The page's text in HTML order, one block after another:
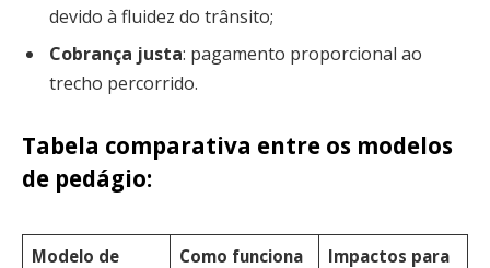
devido à fluidez do trânsito;
Cobrança justa: pagamento proporcional ao
trecho percorrido.
Tabela comparativa entre os modelos
de pedágio:
Modelo de
Como funciona
Impactos para